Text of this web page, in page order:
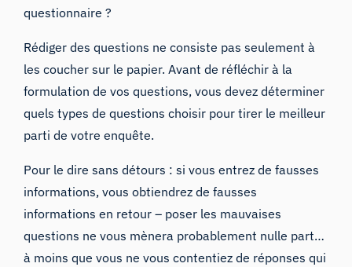
questionnaire ?
Rédiger des questions ne consiste pas seulement à
les coucher sur le papier. Avant de réfléchir à la
formulation de vos questions, vous devez déterminer
quels types de questions choisir pour tirer le meilleur
parti de votre enquête.
Pour le dire sans détours : si vous entrez de fausses
informations, vous obtiendrez de fausses
informations en retour – poser les mauvaises
questions ne vous mènera probablement nulle part…
à moins que vous ne vous contentiez de réponses qui